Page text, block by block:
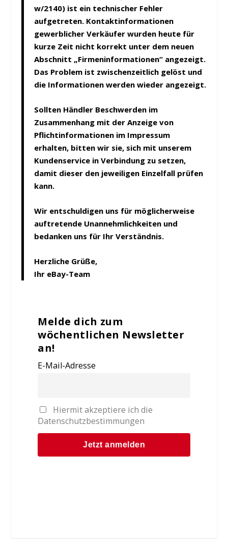
w/2140) ist ein technischer Fehler
aufgetreten. Kontaktinformationen
gewerblicher Verkäufer wurden heute für
kurze Zeit nicht korrekt unter dem neuen
Abschnitt „Firmeninformationen“ angezeigt.
Das Problem ist zwischenzeitlich gelöst und
die Informationen werden wieder angezeigt.
Sollten Händler Beschwerden im
Zusammenhang mit der Anzeige von
Pflichtinformationen im Impressum
erhalten, bitten wir sie, sich mit unserem
Kundenservice in Verbindung zu setzen,
damit dieser den jeweiligen Einzelfall prüfen
kann.
Wir entschuldigen uns für möglicherweise
auftretende Unannehmlichkeiten und
bedanken uns für Ihr Verständnis.
Herzliche Grüße,
Ihr eBay-Team
Melde dich zum
wöchentlichen Newsletter
an!
E-Mail-Adresse
Hiermit akzeptiere ich die
Datenschutzbestimmungen